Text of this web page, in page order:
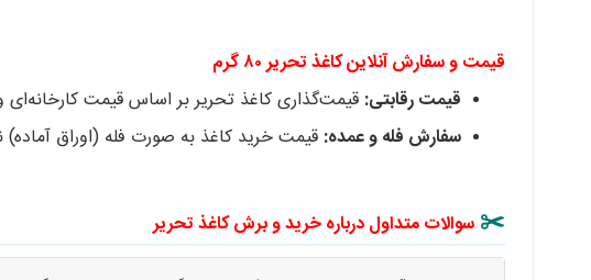
قیمت و سفارش آنلاین کاغذ تحریر ۸۰ گرم
قیمت رقابتی: قیمت‌گذاری کاغذ تحریر بر اساس قیمت
سفارش فله و عمده: قیمت خرید کاغذ به صورت فله (اوراق آماده)
✂️ سوالات متداول درباره خرید و برش کاغذ تحریر